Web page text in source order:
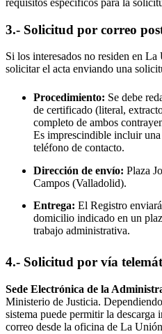
requisitos específicos para la
3.- Solicitud por correo
Si los interesados no residen en La
solicitar el acta enviando una
Procedimiento: Se debe
de certificado (literal,
completo de ambos
Es imprescindible incluir
teléfono de contacto.
Dirección de envío: Plaza
Campos (Valladolid).
Entrega: El Registro
domicilio indicado en un
trabajo administrativa.
4.- Solicitud por vía
Sede Electrónica de la
Ministerio de Justicia.
sistema puede permitir la
correo desde la oficina de La